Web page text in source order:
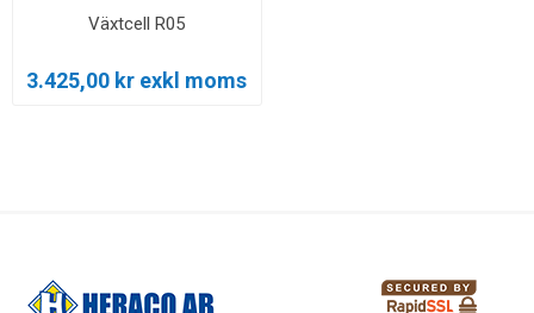
Växtcell R05
3.425,00 kr exkl moms